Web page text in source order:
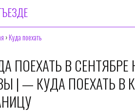
›Куда поехать
ПОЕХАТЬ В
| — КУДА ПОЕХАТЬ В